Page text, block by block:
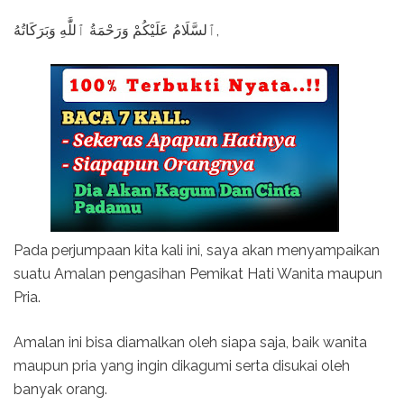
Pada perjumpaan kita kali ini, saya akan menyampaikan
suatu Amalan pengasihan Pemikat Hati Wanita maupun
Pria.
Amalan ini bisa diamalkan oleh siapa saja, baik wanita
maupun pria yang ingin dikagumi serta disukai oleh
banyak orang.